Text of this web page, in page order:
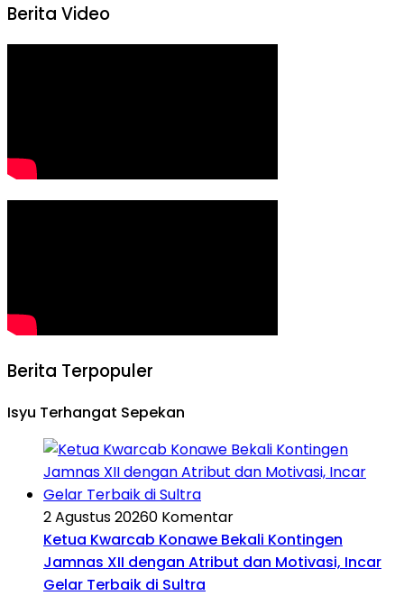
Berita Video
Berita Terpopuler
Isyu Terhangat Sepekan
2 Agustus 20260 Komentar
Ketua Kwarcab Konawe Bekali Kontingen
Jamnas XII dengan Atribut dan Motivasi, Incar
Gelar Terbaik di Sultra